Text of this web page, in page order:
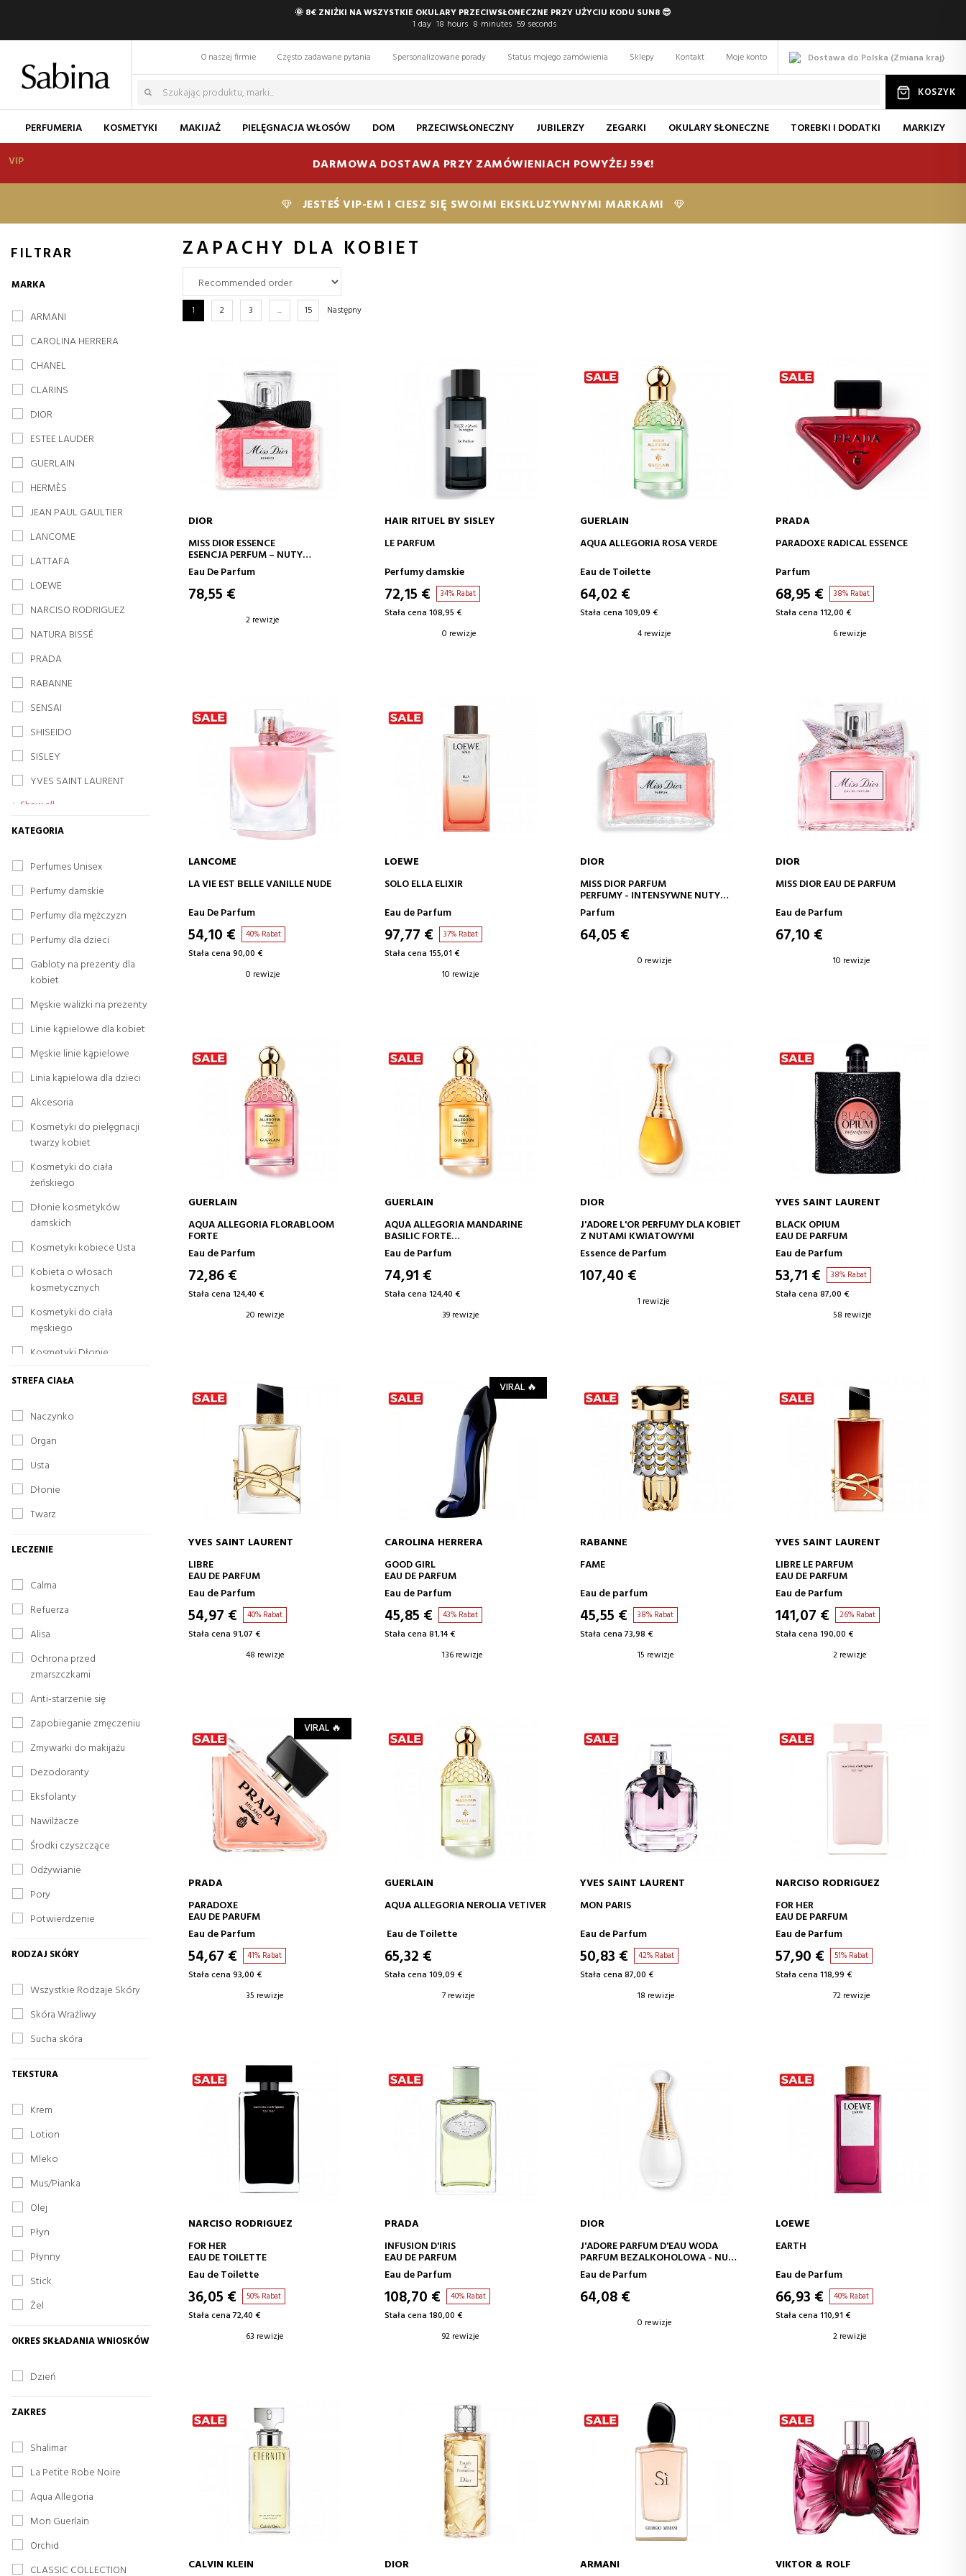
🌞 8€ ZNIŻKI NA WSZYSTKIE OKULARY PRZECIWSŁONECZNE PRZY UŻYCIU KODU SUN8 😎
1 day 18 hours 8 minutes 57 seconds
Dostawa do Polska (Zmiana kraj)
O naszej firmie Często zadawane pytania Spersonalizowane porady Status mojego zamówienia Sklepy Kontakt Moje konto
KOSZYK
PERFUMERIA KOSMETYKI MAKIJAŻ PIELĘGNACJA WŁOSÓW DOM PRZECIWSŁONECZNY JUBILERZY ZEGARKI OKULARY SŁONECZNE TOREBKI I DODATKI
MARKIZY
VIP
DARMOWA DOSTAWA PRZY ZAMÓWIENIACH POWYŻEJ 59€!
JESTEŚ VIP-EM I CIESZ SIĘ SWOIMI EKSKLUZYWNYMI MARKAMI
ZAPACHY DLA KOBIET
1 2 3 ... 15 Następny
DODAJ DO KOSZYKA
DIOR
MISS DIOR ESSENCE
ESENCJA PERFUM – NUTY
KANDYZOWANE, KWIATOWE I
DRZEWNE
Eau De Parfum
78,55 €
2 rewizje
DODAJ DO KOSZYKA
HAIR RITUEL BY SISLEY
LE PARFUM
Perfumy damskie
72,15 € 34% Rabat
Stała cena 108,95 €
0 rewizje
DODAJ DO KOSZYKA
GUERLAIN
AQUA ALLEGORIA ROSA VERDE
Eau de Toilette
64,02 €
Stała cena 109,09 €
4 rewizje
DODAJ DO KOSZYKA
PRADA
PARADOXE RADICAL ESSENCE
Parfum
68,95 € 38% Rabat
Stała cena 112,00 €
6 rewizje
DODAJ DO KOSZYKA
LANCOME
LA VIE EST BELLE VANILLE NUDE
Eau De Parfum
54,10 € 40% Rabat
Stała cena 90,00 €
0 rewizje
DODAJ DO KOSZYKA
LOEWE
SOLO ELLA ELIXIR
Eau de Parfum
97,77 € 37% Rabat
Stała cena 155,01 €
10 rewizje
DODAJ DO KOSZYKA
DIOR
MISS DIOR PARFUM
PERFUMY - INTENSYWNE NUTY
KWIATOWE, OWOCOWE I DRZEWNE
Parfum
64,05 €
0 rewizje
DODAJ DO KOSZYKA
DIOR
MISS DIOR EAU DE PARFUM
Eau de Parfum
67,10 €
10 rewizje
DODAJ DO KOSZYKA
GUERLAIN
AQUA ALLEGORIA FLORABLOOM
FORTE
Eau de Parfum
72,86 €
Stała cena 124,40 €
20 rewizje
DODAJ DO KOSZYKA
GUERLAIN
AQUA ALLEGORIA MANDARINE
BASILIC FORTE
EAU DE PARFUM
Eau de Parfum
74,91 €
Stała cena 124,40 €
39 rewizje
DODAJ DO KOSZYKA
DIOR
J'ADORE L'OR PERFUMY DLA KOBIET
Z NUTAMI KWIATOWYMI
Essence de Parfum
107,40 €
1 rewizje
DODAJ DO KOSZYKA
YVES SAINT LAURENT
BLACK OPIUM
EAU DE PARFUM
Eau de Parfum
53,71 € 38% Rabat
Stała cena 87,00 €
58 rewizje
YVES SAINT LAURENT
LIBRE
EAU DE PARFUM
Eau de Parfum
54,97 € 40% Rabat
Stała cena 91,07 €
48 rewizje
VIRAL 🔥
DODAJ DO KOSZYKA
CAROLINA HERRERA
GOOD GIRL
EAU DE PARFUM
Eau de Parfum
45,85 € 43% Rabat
Stała cena 81,14 €
136 rewizje
RABANNE
FAME
Eau de parfum
45,55 € 38% Rabat
Stała cena 73,98 €
15 rewizje
DODAJ DO KOSZYKA
YVES SAINT LAURENT
LIBRE LE PARFUM
EAU DE PARFUM
Eau de Parfum
141,07 € 26% Rabat
Stała cena 190,00 €
2 rewizje
VIRAL 🔥
DODAJ DO KOSZYKA
PRADA
PARADOXE
EAU DE PARUFM
Eau de Parfum
54,67 € 41% Rabat
Stała cena 93,00 €
35 rewizje
DODAJ DO KOSZYKA
GUERLAIN
AQUA ALLEGORIA NEROLIA VETIVER
Eau de Toilette
65,32 €
Stała cena 109,09 €
7 rewizje
DODAJ DO KOSZYKA
YVES SAINT LAURENT
MON PARIS
Eau de Parfum
50,83 € 42% Rabat
Stała cena 87,00 €
18 rewizje
NARCISO RODRIGUEZ
FOR HER
EAU DE PARFUM
Eau de Parfum
57,90 € 51% Rabat
Stała cena 118,99 €
72 rewizje
NARCISO RODRIGUEZ
FOR HER
EAU DE TOILETTE
Eau de Toilette
36,05 € 50% Rabat
Stała cena 72,40 €
63 rewizje
DODAJ DO KOSZYKA
PRADA
INFUSION D'IRIS
EAU DE PARFUM
Eau de Parfum
108,70 € 40% Rabat
Stała cena 180,00 €
92 rewizje
DODAJ DO KOSZYKA
DIOR
J'ADORE PARFUM D'EAU WODA
PARFUM BEZALKOHOLOWA - NUTY
KWIATOWE
Eau de Parfum
64,08 €
0 rewizje
LOEWE
EARTH
Eau de Parfum
66,93 € 40% Rabat
Stała cena 110,91 €
2 rewizje
CALVIN KLEIN DIOR ARMANI VIKTOR & ROLF
FILTRAR
MARKA
ARMANI
CAROLINA HERRERA
CHANEL
CLARINS
DIOR
ESTEE LAUDER
GUERLAIN
HERMÈS
JEAN PAUL GAULTIER
LANCOME
LATTAFA
LOEWE
NARCISO RODRIGUEZ
NATURA BISSÉ
PRADA
RABANNE
SENSAI
SHISEIDO
SISLEY
YVES SAINT LAURENT
Show all
KATEGORIA
Perfumes Unisex
Perfumy damskie
Perfumy dla mężczyzn
Perfumy dla dzieci
Gabloty na prezenty dla
kobiet
Męskie walizki na prezenty
Linie kąpielowe dla kobiet
Męskie linie kąpielowe
Linia kąpielowa dla dzieci
Akcesoria
Kosmetyki do pielęgnacji
twarzy kobiet
Kosmetyki do ciała
żeńskiego
Dłonie kosmetyków
damskich
Kosmetyki kobiece Usta
Kobieta o włosach
kosmetycznych
Kosmetyki do ciała
męskiego
Kosmetyki Dłonie
Eyeliner
Szczoteczki
Show all
STREFA CIAŁA
Naczynko
Organ
Usta
Dłonie
Twarz
LECZENIE
Calma
Refuerza
Alisa
Ochrona przed
zmarszczkami
Anti-starzenie się
Zapobieganie zmęczeniu
Zmywarki do makijażu
Dezodoranty
Eksfolanty
Nawilżacze
Środki czyszczące
Odżywianie
Pory
Potwierdzenie
RODZAJ SKÓRY
Wszystkie Rodzaje Skóry
Skóra Wrażliwy
Sucha skóra
TEKSTURA
Krem
Lotion
Mleko
Mus/Pianka
Olej
Płyn
Płynny
Stick
Żel
OKRES SKŁADANIA WNIOSKÓW
Dzień
ZAKRES
Shalimar
La Petite Robe Noire
Aqua Allegoria
Mon Guerlain
Orchid
CLASSIC COLLECTION